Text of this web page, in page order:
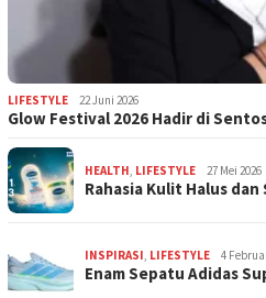
LIFESTYLE 22 Juni 2026
Glow Festival 2026 Hadir di
HEALTH LIFESTYLE 27 Mei 2026
Rahasia Kulit Halus
INSPIRASI LIFESTYLE 4
Enam Sepatu Adidas